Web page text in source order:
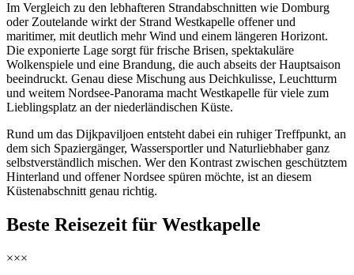
Im Vergleich zu den lebhafteren Strandabschnitten wie Domburg
oder Zoutelande wirkt der Strand Westkapelle offener und
maritimer, mit deutlich mehr Wind und einem längeren Horizont.
Die exponierte Lage sorgt für frische Brisen, spektakuläre
Wolkenspiele und eine Brandung, die auch abseits der Hauptsaison
beeindruckt. Genau diese Mischung aus Deichkulisse, Leuchtturm
und weitem Nordsee-Panorama macht Westkapelle für viele zum
Lieblingsplatz an der niederländischen Küste.
Rund um das Dijkpaviljoen entsteht dabei ein ruhiger Treffpunkt, an
dem sich Spaziergänger, Wassersportler und Naturliebhaber ganz
selbstverständlich mischen. Wer den Kontrast zwischen geschütztem
Hinterland und offener Nordsee spüren möchte, ist an diesem
Küstenabschnitt genau richtig.
Beste Reisezeit für Westkapelle
×××